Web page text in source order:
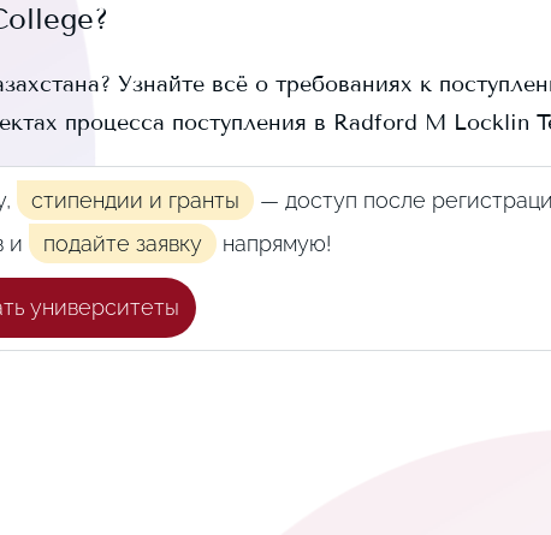
?
Узнайте всё о требованиях к
процесса поступления в Radford M Locklin
стипендии и гранты
— доступ после
и
подайте заявку напрямую!
университеты